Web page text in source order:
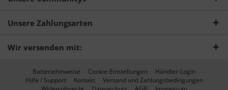
Unsere Zahlungsarten
Wir versenden mit:
Batteriehinweise Cookie-Einstellungen
Händler-Login
Hilfe / Support
Kontakt
Versand und Zahlungsbedingungen